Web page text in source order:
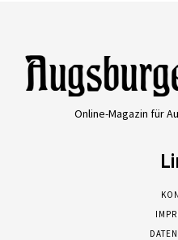
Online-Magazin für